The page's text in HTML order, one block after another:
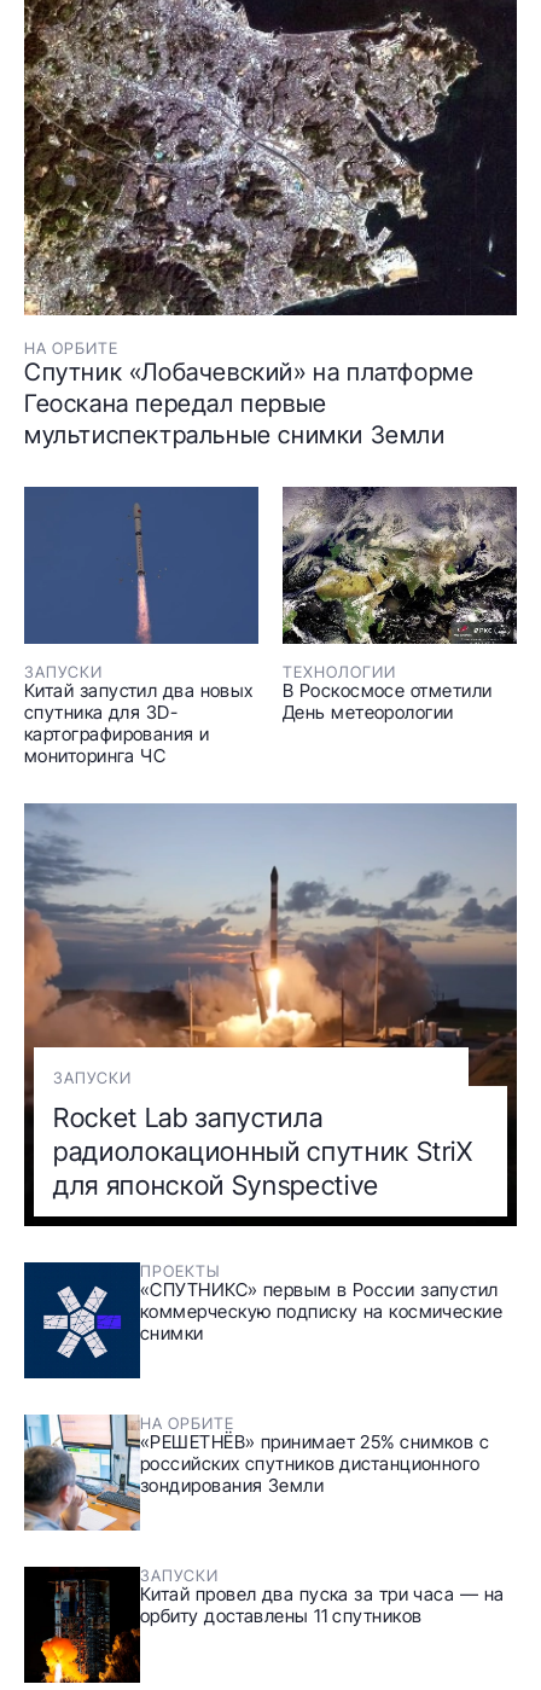
НА ОРБИТЕ
Спутник «Лобачевский» на платформе
Геоскана передал первые
мультиспектральные снимки Земли
ЗАПУСКИ
Китай запустил два новых
спутника для 3D-
картографирования и
мониторинга ЧС
ТЕХНОЛОГИИ
В Роскосмосе отметили
День метеорологии
ЗАПУСКИ
Rocket Lab запустила
радиолокационный спутник StriX
для японской Synspective
ПРОЕКТЫ
«СПУТНИКС» первым в России запустил
коммерческую подписку на космические
снимки
НА ОРБИТЕ
«РЕШЕТНЁВ» принимает 25% снимков с
российских спутников дистанционного
зондирования Земли
ЗАПУСКИ
Китай провел два пуска за три часа — на
орбиту доставлены 11 спутников